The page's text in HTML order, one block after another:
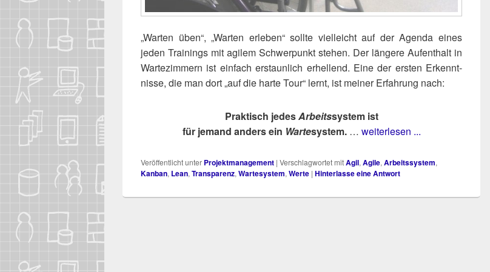
„War­ten üben“, „War­ten erle­ben“ soll­te viel­leicht auf der Agen­da eines
jeden Trai­nings mit agi­lem Schwer­punkt ste­hen. Der län­ge­re Auf­ent­halt in
War­te­zim­mern ist ein­fach erstaun­lich erhel­lend. Eine der ers­ten Erkennt­
nis­se, die man dort „auf die har­te Tour“ lernt, ist mei­ner Erfah­rung nach:
Prak­tisch jedesArbeitssys­tem ist
für jemand anders ein War­tesys­tem.… weiterlesen ...
Veröffentlicht unter Projektmanagement | Verschlagwortet mitAgil, Agile, Arbeitssystem,
Kanban, Lean, Transparenz, Wartesystem, Werte | Hinterlasse eine Antwort